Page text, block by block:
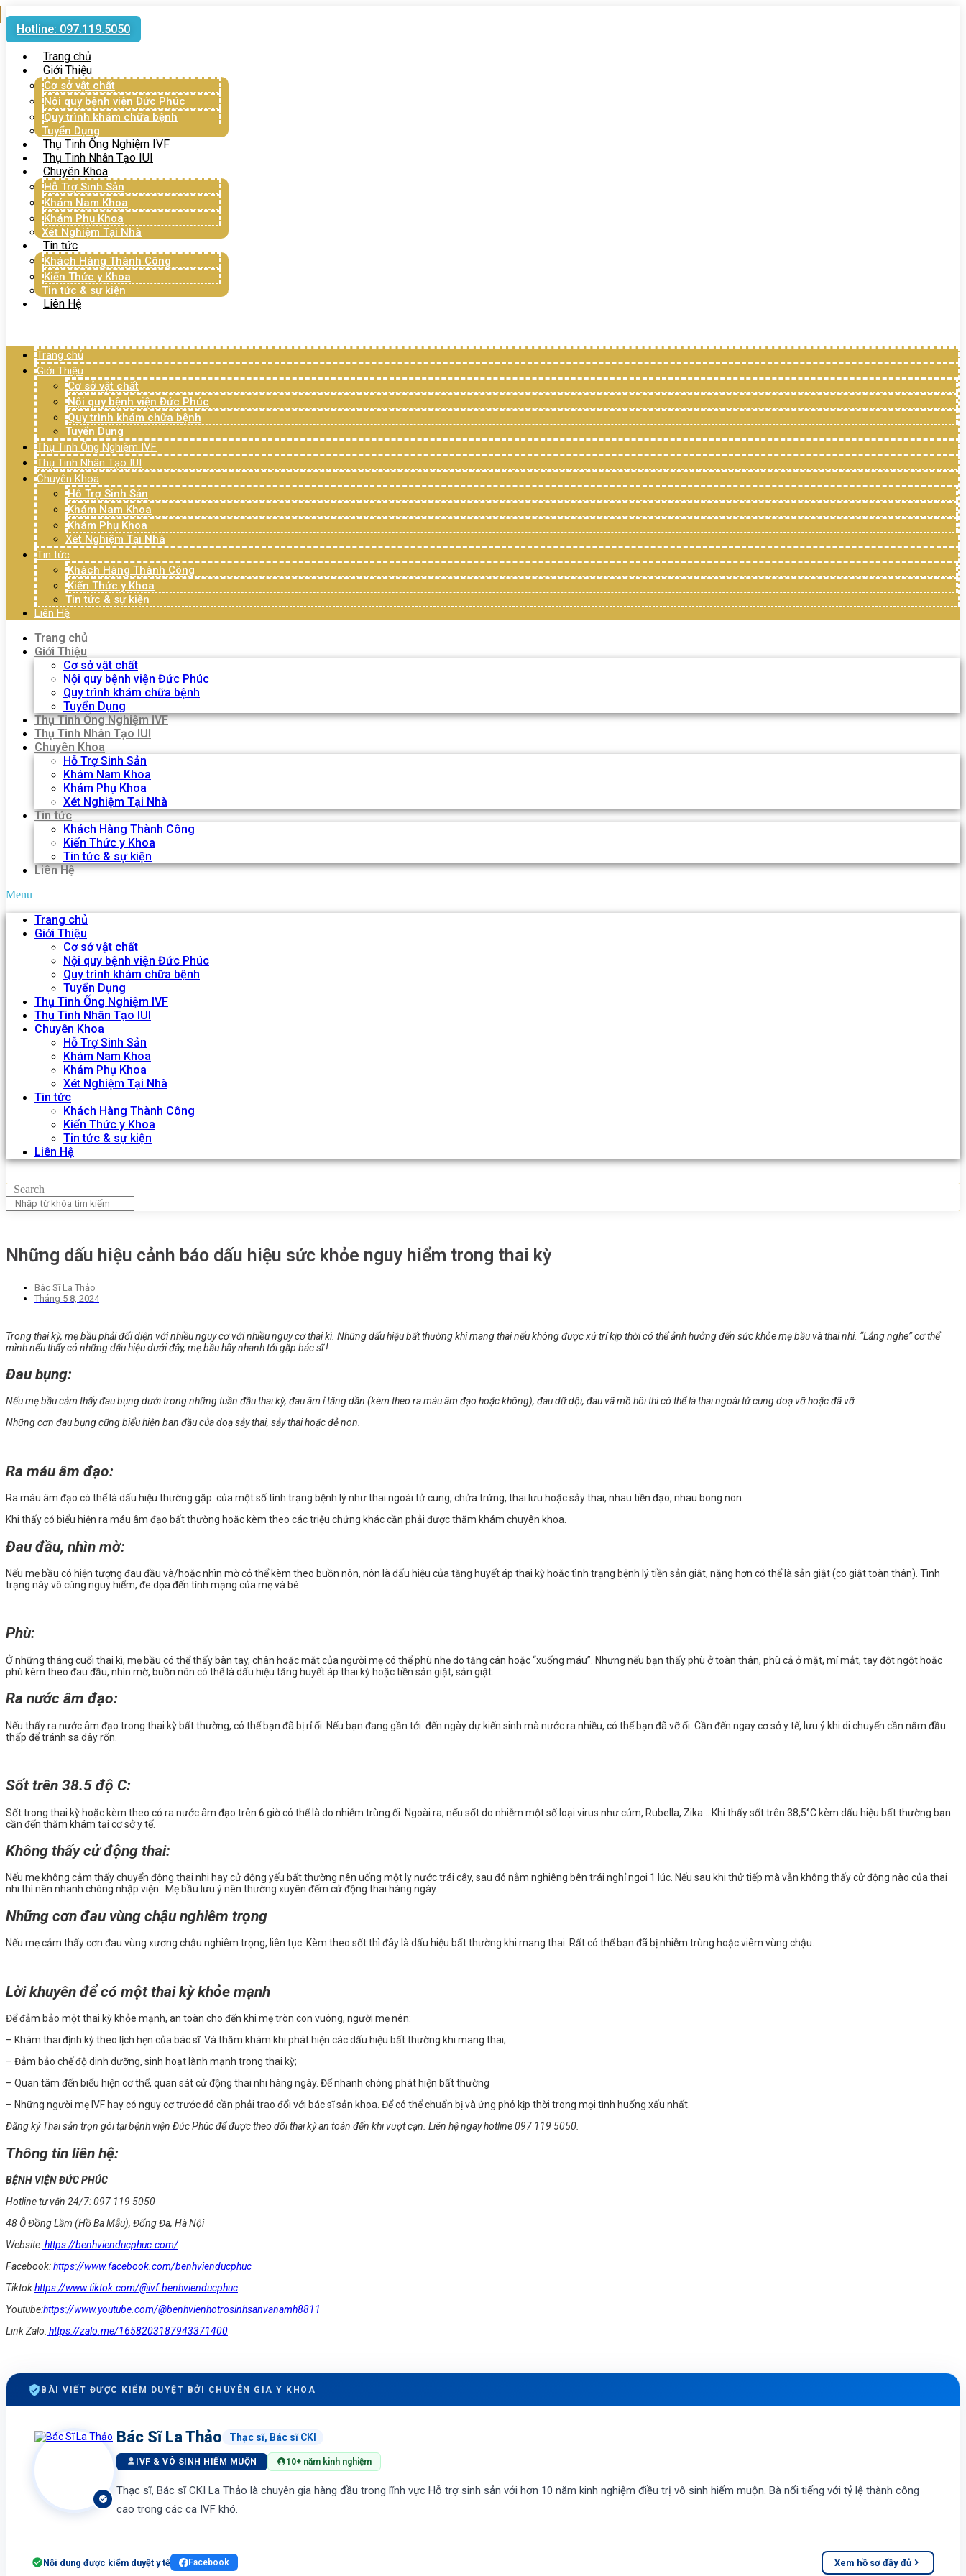
Hotline: 097.119.5050
Trang chủ
Giới Thiệu
Cơ sở vật chất
Nội quy bệnh viện Đức Phúc
Quy trình khám chữa bệnh
Tuyển Dụng
Thụ Tinh Ống Nghiệm IVF
Thụ Tinh Nhân Tạo IUI
Chuyên Khoa
Hỗ Trợ Sinh Sản
Khám Nam Khoa
Khám Phụ Khoa
Xét Nghiệm Tại Nhà
Tin tức
Khách Hàng Thành Công
Kiến Thức y Khoa
Tin tức & sự kiện
Liên Hệ
Trang chủ
Giới Thiệu
Cơ sở vật chất
Nội quy bệnh viện Đức Phúc
Quy trình khám chữa bệnh
Tuyển Dụng
Thụ Tinh Ống Nghiệm IVF
Thụ Tinh Nhân Tạo IUI
Chuyên Khoa
Hỗ Trợ Sinh Sản
Khám Nam Khoa
Khám Phụ Khoa
Xét Nghiệm Tại Nhà
Tin tức
Khách Hàng Thành Công
Kiến Thức y Khoa
Tin tức & sự kiện
Liên Hệ
Trang chủ
Giới Thiệu
Cơ sở vật chất
Nội quy bệnh viện Đức Phúc
Quy trình khám chữa bệnh
Tuyển Dụng
Thụ Tinh Ống Nghiệm IVF
Thụ Tinh Nhân Tạo IUI
Chuyên Khoa
Hỗ Trợ Sinh Sản
Khám Nam Khoa
Khám Phụ Khoa
Xét Nghiệm Tại Nhà
Tin tức
Khách Hàng Thành Công
Kiến Thức y Khoa
Tin tức & sự kiện
Liên Hệ
Menu
Trang chủ
Giới Thiệu
Cơ sở vật chất
Nội quy bệnh viện Đức Phúc
Quy trình khám chữa bệnh
Tuyển Dụng
Thụ Tinh Ống Nghiệm IVF
Thụ Tinh Nhân Tạo IUI
Chuyên Khoa
Hỗ Trợ Sinh Sản
Khám Nam Khoa
Khám Phụ Khoa
Xét Nghiệm Tại Nhà
Tin tức
Khách Hàng Thành Công
Kiến Thức y Khoa
Tin tức & sự kiện
Liên Hệ
Search
Những dấu hiệu cảnh báo dấu hiệu sức khỏe nguy hiểm trong thai kỳ
Bác Sĩ La Thảo
Tháng 5 8, 2024
Trong thai kỳ, mẹ bầu phải đối diện với nhiều nguy cơ với nhiều nguy cơ thai kì. Những dấu hiệu bất thường khi mang thai nếu không được xử trí kịp thời có thể ảnh hưởng đến sức khỏe mẹ bầu và thai nhi. “Lắng nghe” cơ thể
mình nếu thấy có những dấu hiệu dưới đây, mẹ bầu hãy nhanh tới gặp bác sĩ !
Đau bụng:
Nếu mẹ bầu cảm thấy đau bụng dưới trong những tuần đầu thai kỳ, đau âm ỉ tăng dần (kèm theo ra máu âm đạo hoặc không), đau dữ dội, đau vã mồ hôi thì có thể là thai ngoài tử cung doạ vỡ hoặc đã vỡ.
Những cơn đau bụng cũng biểu hiện ban đầu của doạ sảy thai, sảy thai hoặc đẻ non.
Ra máu âm đạo:
Ra máu âm đạo có thể là dấu hiệu thường gặp của một số tình trạng bệnh lý như thai ngoài tử cung, chửa trứng, thai lưu hoặc sảy thai, nhau tiền đạo, nhau bong non.
Khi thấy có biểu hiện ra máu âm đạo bất thường hoặc kèm theo các triệu chứng khác cần phải được thăm khám chuyên khoa.
Đau đầu, nhìn mờ:
Nếu mẹ bầu có hiện tượng đau đầu và/hoặc nhìn mờ cỏ thể kèm theo buồn nôn, nôn là dấu hiệu của tăng huyết áp thai kỳ hoặc tình trạng bệnh lý tiền sản giật, nặng hơn có thể là sản giật (co giật toàn thân). Tình
trạng này vô cùng nguy hiểm, đe dọa đến tính mạng của mẹ và bé.
Phù:
Ở những tháng cuối thai kì, mẹ bầu có thể thấy bàn tay, chân hoặc mặt của người mẹ có thể phù nhẹ do tăng cân hoặc “xuống máu”. Nhưng nếu bạn thấy phù ở toàn thân, phù cả ở mặt, mí mắt, tay đột ngột hoặc
phù kèm theo đau đầu, nhìn mờ, buồn nôn có thể là dấu hiệu tăng huyết áp thai kỳ hoặc tiền sản giật, sản giật.
Ra nước âm đạo:
Nếu thấy ra nước âm đạo trong thai kỳ bất thường, có thể bạn đã bị rỉ ối. Nếu bạn đang gần tới đến ngày dự kiến sinh mà nước ra nhiều, có thể bạn đã vỡ ối. Cần đến ngay cơ sở y tế, lưu ý khi di chuyển cần nằm đầu
thấp để tránh sa dây rốn.
Sốt trên 38.5 độ C:
Sốt trong thai kỳ hoặc kèm theo có ra nước âm đạo trên 6 giờ có thể là do nhiễm trùng ối. Ngoài ra, nếu sốt do nhiễm một số loại virus như cúm, Rubella, Zika… Khi thấy sốt trên 38,5°C kèm dấu hiệu bất thường bạn
cần đến thăm khám tại cơ sở y tế.
Không thấy cử động thai:
Nếu mẹ không cảm thấy chuyển động thai nhi hay cử động yếu bất thường nên uống một ly nước trái cây, sau đó nằm nghiêng bên trái nghỉ ngơi 1 lúc. Nếu sau khi thử tiếp mà vẫn không thấy cử động nào của thai
nhi thì nên nhanh chóng nhập viện . Mẹ bầu lưu ý nên thường xuyên đếm cử động thai hàng ngày.
Những cơn đau vùng chậu nghiêm trọng
Nếu mẹ cảm thấy cơn đau vùng xương chậu nghiêm trọng, liên tục. Kèm theo sốt thì đây là dấu hiệu bất thường khi mang thai. Rất có thể bạn đã bị nhiễm trùng hoặc viêm vùng chậu.
Lời khuyên để có một thai kỳ khỏe mạnh
Để đảm bảo một thai kỳ khỏe mạnh, an toàn cho đến khi mẹ tròn con vuông, người mẹ nên:
– Khám thai định kỳ theo lịch hẹn của bác sĩ. Và thăm khám khi phát hiện các dấu hiệu bất thường khi mang thai;
– Đảm bảo chế độ dinh dưỡng, sinh hoạt lành mạnh trong thai kỳ;
– Quan tâm đến biểu hiện cơ thể, quan sát cử động thai nhi hàng ngày. Để nhanh chóng phát hiện bất thường
– Những người mẹ IVF hay có nguy cơ trước đó cần phải trao đổi với bác sĩ sản khoa. Để có thể chuẩn bị và ứng phó kịp thời trong mọi tình huống xấu nhất.
Đăng ký Thai sản trọn gói tại bệnh viện Đức Phúc để được theo dõi thai kỳ an toàn đến khi vượt cạn. Liên hệ ngay hotline097 119 5050.
Thông tin liên hệ:
BỆNH VIỆN ĐỨC PHÚC
Hotline tư vấn 24/7: 097 119 5050
48 Ô Đồng Lầm (Hồ Ba Mẫu), Đống Đa, Hà Nội
Website:https://benhvienducphuc.com/
Facebook:https://www.facebook.com/benhvienducphuc
Tiktok:https://www.tiktok.com/@ivf.benhvienducphuc
Youtube:https://www.youtube.com/@benhvienhotrosinhsanvanamh8811
Link Zalo:https://zalo.me/1658203187943371400
BÀI VIẾT ĐƯỢC KIỂM DUYỆT BỞI CHUYÊN GIA Y KHOA
Bác Sĩ La Thảo Thạc sĩ, Bác sĩ CKI
IVF & VÔ SINH HIẾM MUỘN 10+ năm kinh nghiệm
Thạc sĩ, Bác sĩ CKI La Thảo là chuyên gia hàng đầu trong lĩnh vực Hỗ trợ sinh sản với hơn 10 năm kinh nghiệm điều trị vô sinh hiếm muộn. Bà nổi tiếng với tỷ lệ thành công
cao trong các ca IVF khó.
Nội dung được kiểm duyệt y tế Facebook Xem hồ sơ đầy đủ